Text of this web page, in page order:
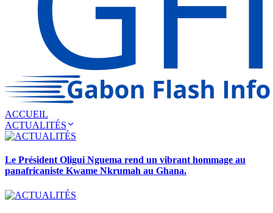
ACCUEIL
ACTUALITÉS
Le Président Oligui Nguema rend un vibrant hommage au
panafricaniste Kwame Nkrumah au Ghana.